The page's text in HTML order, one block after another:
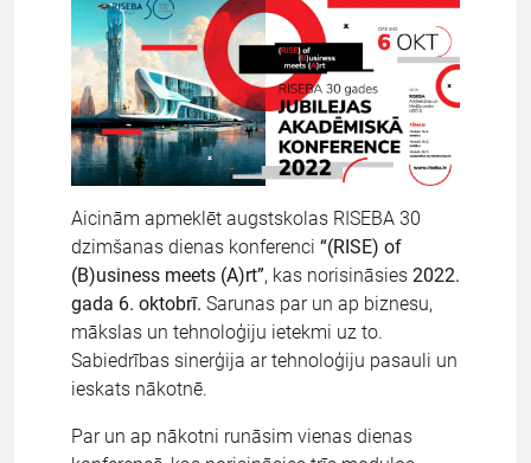
Aicinām apmeklēt augstskolas RISEBA 30
dzimšanas dienas konferenci “(RISE) of
(B)usiness meets (A)rt”, kas norisināsies 2022.
gada 6. oktobrī. Sarunas par un ap biznesu,
mākslas un tehnoloģiju ietekmi uz to.
Sabiedrības sinerģija ar tehnoloģiju pasauli un
ieskats nākotnē.
Par un ap nākotni runāsim vienas dienas